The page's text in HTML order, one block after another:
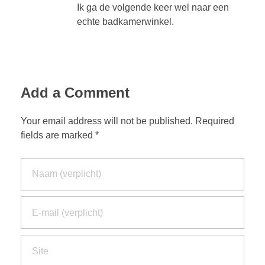
Ik ga de volgende keer wel naar een
echte badkamerwinkel.
Add a Comment
Your email address will not be published. Required
fields are marked *